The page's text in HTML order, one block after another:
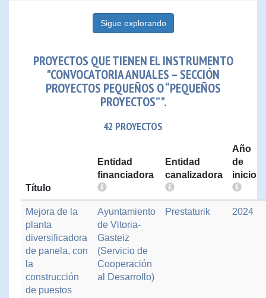
Sigue explorando
PROYECTOS QUE TIENEN EL INSTRUMENTO
"CONVOCATORIA ANUALES – SECCIÓN
PROYECTOS PEQUEÑOS O “PEQUEÑOS
PROYECTOS”".
42 PROYECTOS
Título
Entidad
financiadora
Entidad
canalizadora
Año
de
inicio
Mejora de la
planta
diversificadora
de panela, con
la
construcción
de puestos
Ayuntamiento
de Vitoria-
Gasteiz
(Servicio de
Cooperación
al Desarrollo)
Prestaturik 2024